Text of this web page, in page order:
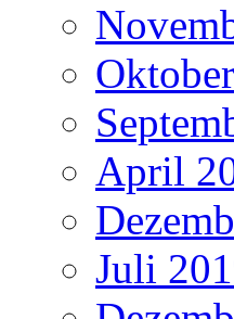
April
Juli